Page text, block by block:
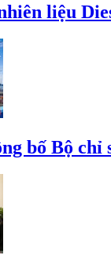
liệu
bố Bộ chỉ